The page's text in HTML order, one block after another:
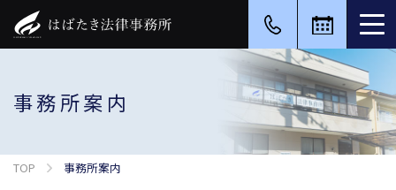
事務所案内
TOP 事務所案内